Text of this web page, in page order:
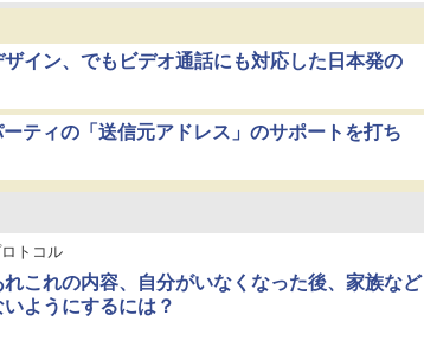
イン、でもビデオ通話にも対応した日本発の
ティの「送信元アドレス」のサポートを打ち
トコル
これの内容、自分がいなくなった後、家族など
ようにするには？